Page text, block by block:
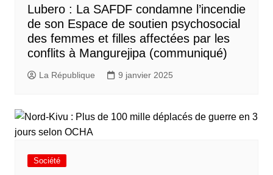
Lubero : La SAFDF condamne l’incendie
de son Espace de soutien psychosocial
des femmes et filles affectées par les
conflits à Mangurejipa (communiqué)
La République 9 janvier 2025
Société